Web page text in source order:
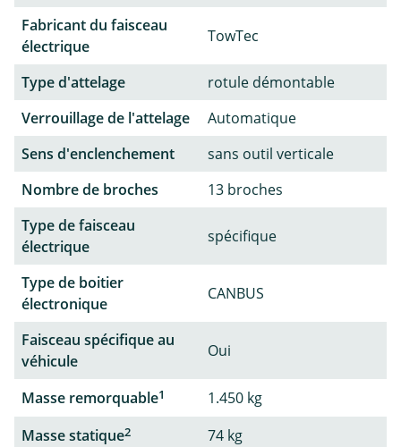
Fabricant du faisceau
électrique
TowTec
Type d'attelage
rotule démontable
Verrouillage de l'attelage
Automatique
Sens d'enclenchement
sans outil verticale
Nombre de broches
13 broches
Type de faisceau
électrique
spécifique
Type de boitier
électronique
CANBUS
Faisceau spécifique au
véhicule
Oui
Masse remorquable1
1.450 kg
Masse statique2
74 kg